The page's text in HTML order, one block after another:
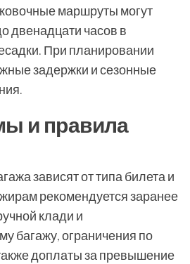
маршруты могут
двенадцати часов в
При планировании
задержки и сезонные
и правила
зависят от типа билета и
рекомендуется заранее
клади и
багажу, ограничения по
доплаты за превышение